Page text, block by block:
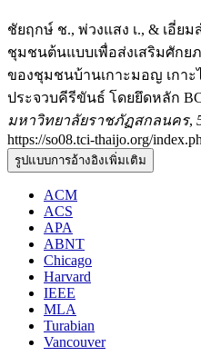
ชัยฤกษ์ ช., พ่วงแสง เ., & เอี่ย
ชุมชนต้นแบบเพื่อส่งเสริมศักย
ของชุมชนบ้านเกาะมอญ เกาะ
ประจวบคีรีขันธ์ โดยยึดหลัก
มหาวิทยาลัยราชภัฏสกลนคร,
https://so08.tci-thaijo.org/
รูปแบบการอ้างอิงเพิ่มเติม
ACM
ACS
APA
ABNT
Chicago
Harvard
IEEE
MLA
Turabian
Vancouver